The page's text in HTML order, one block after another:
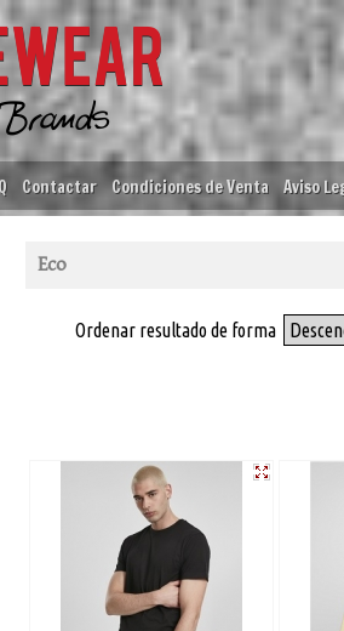
Contactar Condiciones de Venta Aviso
Eco
Ordenar resultado de forma